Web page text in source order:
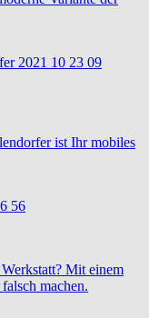
ist Ihr mobiles
Mit einem
machen.